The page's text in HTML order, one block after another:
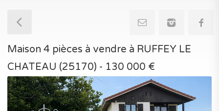
Maison 4 pièces à vendre à RUFFEY LE
CHATEAU (25170) - 130 000 €